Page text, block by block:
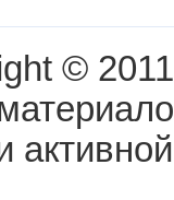
©